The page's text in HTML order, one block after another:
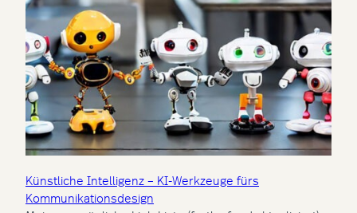
Künstliche Intelligenz – KI-Werkzeuge fürs
Kommunikations­design